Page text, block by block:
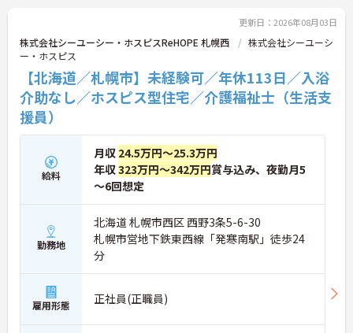
時間連携の訪問診療医もいるため、医療依存度の高
い方へのケアもチームで安心して取り組める環境で
す。
★おすすめPOINT★
【無理なくステップアップできる業務内容】
・実務未経験からでも挑戦可能です
・入浴介助なし、まずは生活支援や看護師のサポー
トからスタートできます
・資格取得支援制度を活用し、将来的に訪問介護員
を目指せる環境です
【手厚い待遇と働きやすさの両立】
・残業は全社平均残業月5時間程度と少なくプライ
ベートの時間を確保できます
・3日以上の連続休暇取得で支援金が支給される独
自の制度があります
・夏季・冬季の特別休暇があり年間休日は113日し
っかりと休めます
【安心の教育・チームサポート体制】
・手厚い人員配置で困った時もすぐに相談可能です
・2日間のオンライン研修と個人のペースに合わせ
更新日：2026年08月03日
株式会社シーユーシー・ホスピスReHOPE 札幌西
株式会社シーユーシ
ー・ホスピス
【北海道／札幌市】未経験可／年休113日／入浴
介助なし／ホスピス型住宅／介護福祉士（生活支
援員）
給料
月収 24.5万円～25.3万円
年収323万円～342万円賞与込み、夜勤月5
～6回想定
勤務地
北海道 札幌市西区 西野3条5-6-30
札幌市営地下鉄東西線「発寒南駅」徒歩24
分
雇用形態 正社員(正職員)